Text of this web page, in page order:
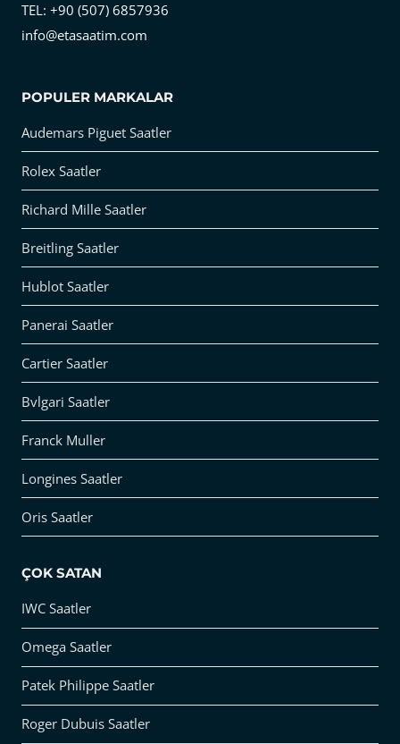
TEL: +90 (507) 6857936
info@etasaatim.com
POPULER MARKALAR
Audemars Piguet Saatler
Rolex Saatler
Richard Mille Saatler
Breitling Saatler
Hublot Saatler
Panerai Saatler
Cartier Saatler
Bvlgari Saatler
Franck Muller
Longines Saatler
Oris Saatler
ÇOK SATAN
IWC Saatler
Omega Saatler
Patek Philippe Saatler
Roger Dubuis Saatler